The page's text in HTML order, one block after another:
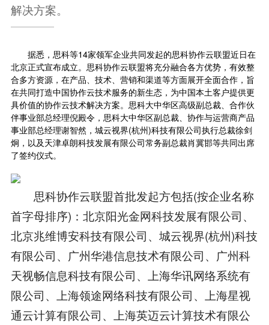
解决方案。
据悉，思科等14家领军企业共同发起的思科协作云联盟近日在
北京正式宣布成立。思科协作云联盟将充分融合各方优势，有效整
合多方资源，在产品、技术、营销和渠道等方面展开全面合作，旨
在共同打造中国协作云技术服务的新生态，为中国本土客户提供更
具价值的协作云技术解决方案。思科大中华区高级副总裁、合作伙
伴事业部总经理倪殿令，思科大中华区副总裁、协作与运营商产品
事业部总经理谢智然，城云视界(杭州)科技有限公司执行总裁徐剑
炯，以及天津卓朗科技发展有限公司常务副总裁肖冀邯等共同出席
了签约仪式。
思科协作云联盟首批发起方包括(按企业名称
首字母排序)：北京阳光金网科技发展有限公司、
北京兆维博安科技有限公司、城云视界(杭州)科技
有限公司、广州华港信息技术有限公司、广州科
天视畅信息科技有限公司、上海华讯网络系统有
限公司、上海领途网络科技有限公司、上海星视
通云计算有限公司、上海英迈云计算技术有限公